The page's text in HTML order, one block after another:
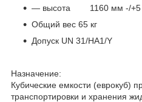
— высота 1160 мм -/+5
Общий вес 65 кг
Допуск UN 31/HA1/Y
Назначение:
Кубические емкости (еврокуб)
транспортировки и хранения